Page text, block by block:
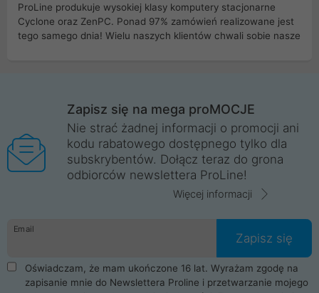
ProLine produkuje wysokiej klasy komputery stacjonarne
Cyclone oraz ZenPC. Ponad 97% zamówień realizowane jest
tego samego dnia! Wielu naszych klientów chwali sobie nasze
Wrocław, Poznań, Legnica, Katowice, Gliwice, Kalisz, Bytom,
Trzebnica, Opole. Szybka i profesjonalna obsługa!
ProLine to polska firma ze 100% polskim kapitałem. Działamy
legalnie i płacimy podatki w naszym kraju! Posiadamy siedzibę
główną w Mirkowie oraz salony na terenie kraju. Cała
komunikacja ze sklepem komputerowym ProLine jest
danych osobowych. Dlatego zakup notebooka albo laptopa w
ProLine to czysta przyjemność i pełne bezpieczeństwo.
Zaopatrzysz się u nas w akcesoria i części komputerowe
takie jak procesory, karty graficzne, płyty główne, pamięci,
dyski SSD, M.2 oraz HDD. Nasi pracownicy pomogą Ci wybrać
Zapisz się na mega proMOCJE
Nie strać żadnej informacji o promocji ani
kodu rabatowego dostępnego tylko dla
subskrybentów. Dołącz teraz do grona
odbiorców newslettera ProLine!
Więcej informacji
Email
Zapisz się
Oświadczam, że mam ukończone 16 lat. Wyrażam zgodę na
zapisanie mnie do Newslettera Proline i przetwarzanie mojego